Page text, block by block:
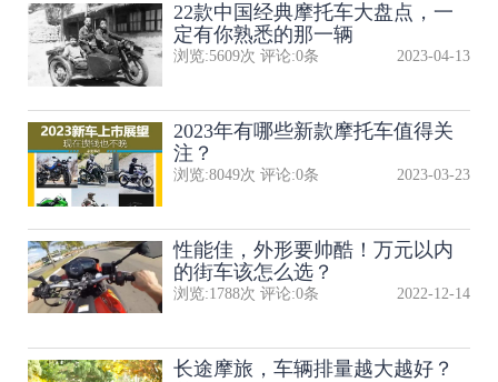
22款中国经典摩托车大盘点，一
定有你熟悉的那一辆
浏览:5609次 评论:0条 2023-04-13
2023年有哪些新款摩托车值得关
注？
浏览:8049次 评论:0条 2023-03-23
性能佳，外形要帅酷！万元以内
的街车该怎么选？
浏览:1788次 评论:0条 2022-12-14
长途摩旅，车辆排量越大越好？